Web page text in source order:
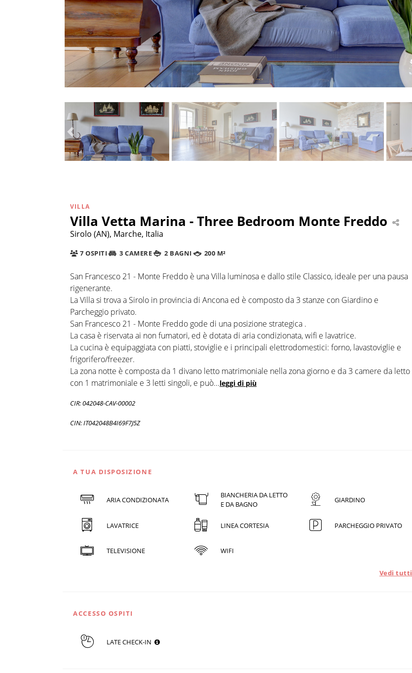
VILLA
Villa Vetta Marina - Three Bedroom Monte Freddo
Sirolo (AN), Marche, Italia
7 OSPITI 3 CAMERE 2 BAGNI 200 M²
San Francesco 21 - Monte Freddo è una Villa luminosa e dallo stile Classico, ideale per una pausa
rigenerante.
La Villa si trova a Sirolo in provincia di Ancona ed è composto da 3 stanze con Giardino e
Parcheggio privato.
San Francesco 21 - Monte Freddo gode di una posizione strategica .
La casa è riservata ai non fumatori, ed è dotata di aria condizionata, wifi e lavatrice.
La cucina è equipaggiata con piatti, stoviglie e i principali elettrodomestici: forno, lavastoviglie e
frigorifero/freezer.
La zona notte è composta da 1 divano letto matrimoniale nella zona giorno e da 3 camere da letto
con 1 matrimoniale e 3 letti singoli, e può...leggi di più
CIR: 042048-CAV-00002
CIN: IT042048B4I69F7J5Z
A TUA DISPOSIZIONE
ARIA CONDIZIONATA
BIANCHERIA DA LETTO
E DA BAGNO
GIARDINO
LAVATRICE LINEA CORTESIA PARCHEGGIO PRIVATO
TELEVISIONE WIFI
Vedi tutti
ACCESSO OSPITI
LATE CHECK-IN